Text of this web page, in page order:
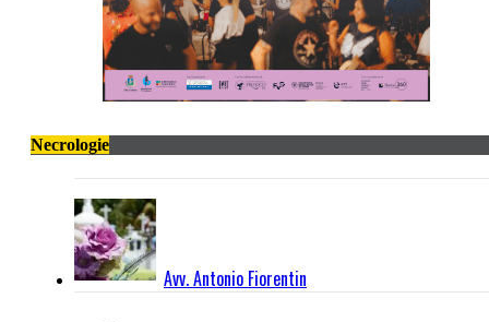
Necrologie
Avv. Antonio Fiorentin